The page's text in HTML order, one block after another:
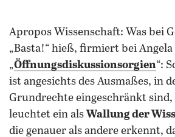
Apropos Wissenschaft: Was bei
„Basta!“ hieß, firmiert bei
„Öffnungsdiskussionsorgien“:
ist angesichts des Ausmaßes, in
Grundrechte eingeschränkt sind,
leuchtet ein als Wallung der
die genauer als andere erkennt,